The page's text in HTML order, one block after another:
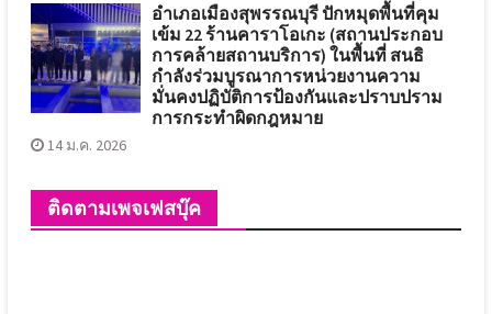
อำเภอเมืองสุพรรณบุรี ปักหมุดพื้นที่คุม
เข้ม 22 ร้านคาราโอเกะ (สถานประกอบ
การคล้ายสถานบริการ) ในพื้นที่ สนธิ
กำลังร่วมบูรณาการหน่วยงานความ
มั่นคงปฏิบัติการป้องกันและปราบปราม
การกระทำผิดกฎหมาย
14 ม.ค. 2026
ติดตามเพจเฟสบุ๊ค